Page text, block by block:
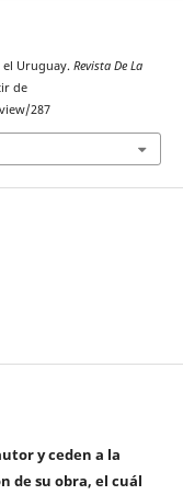
el Uruguay. Revista De La
de
287
y ceden a la
de su obra, el cuál